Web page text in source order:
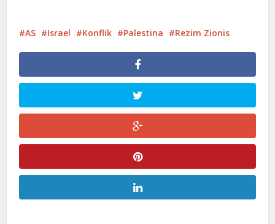
AS Israel Konflik Palestina Rezim Zionis